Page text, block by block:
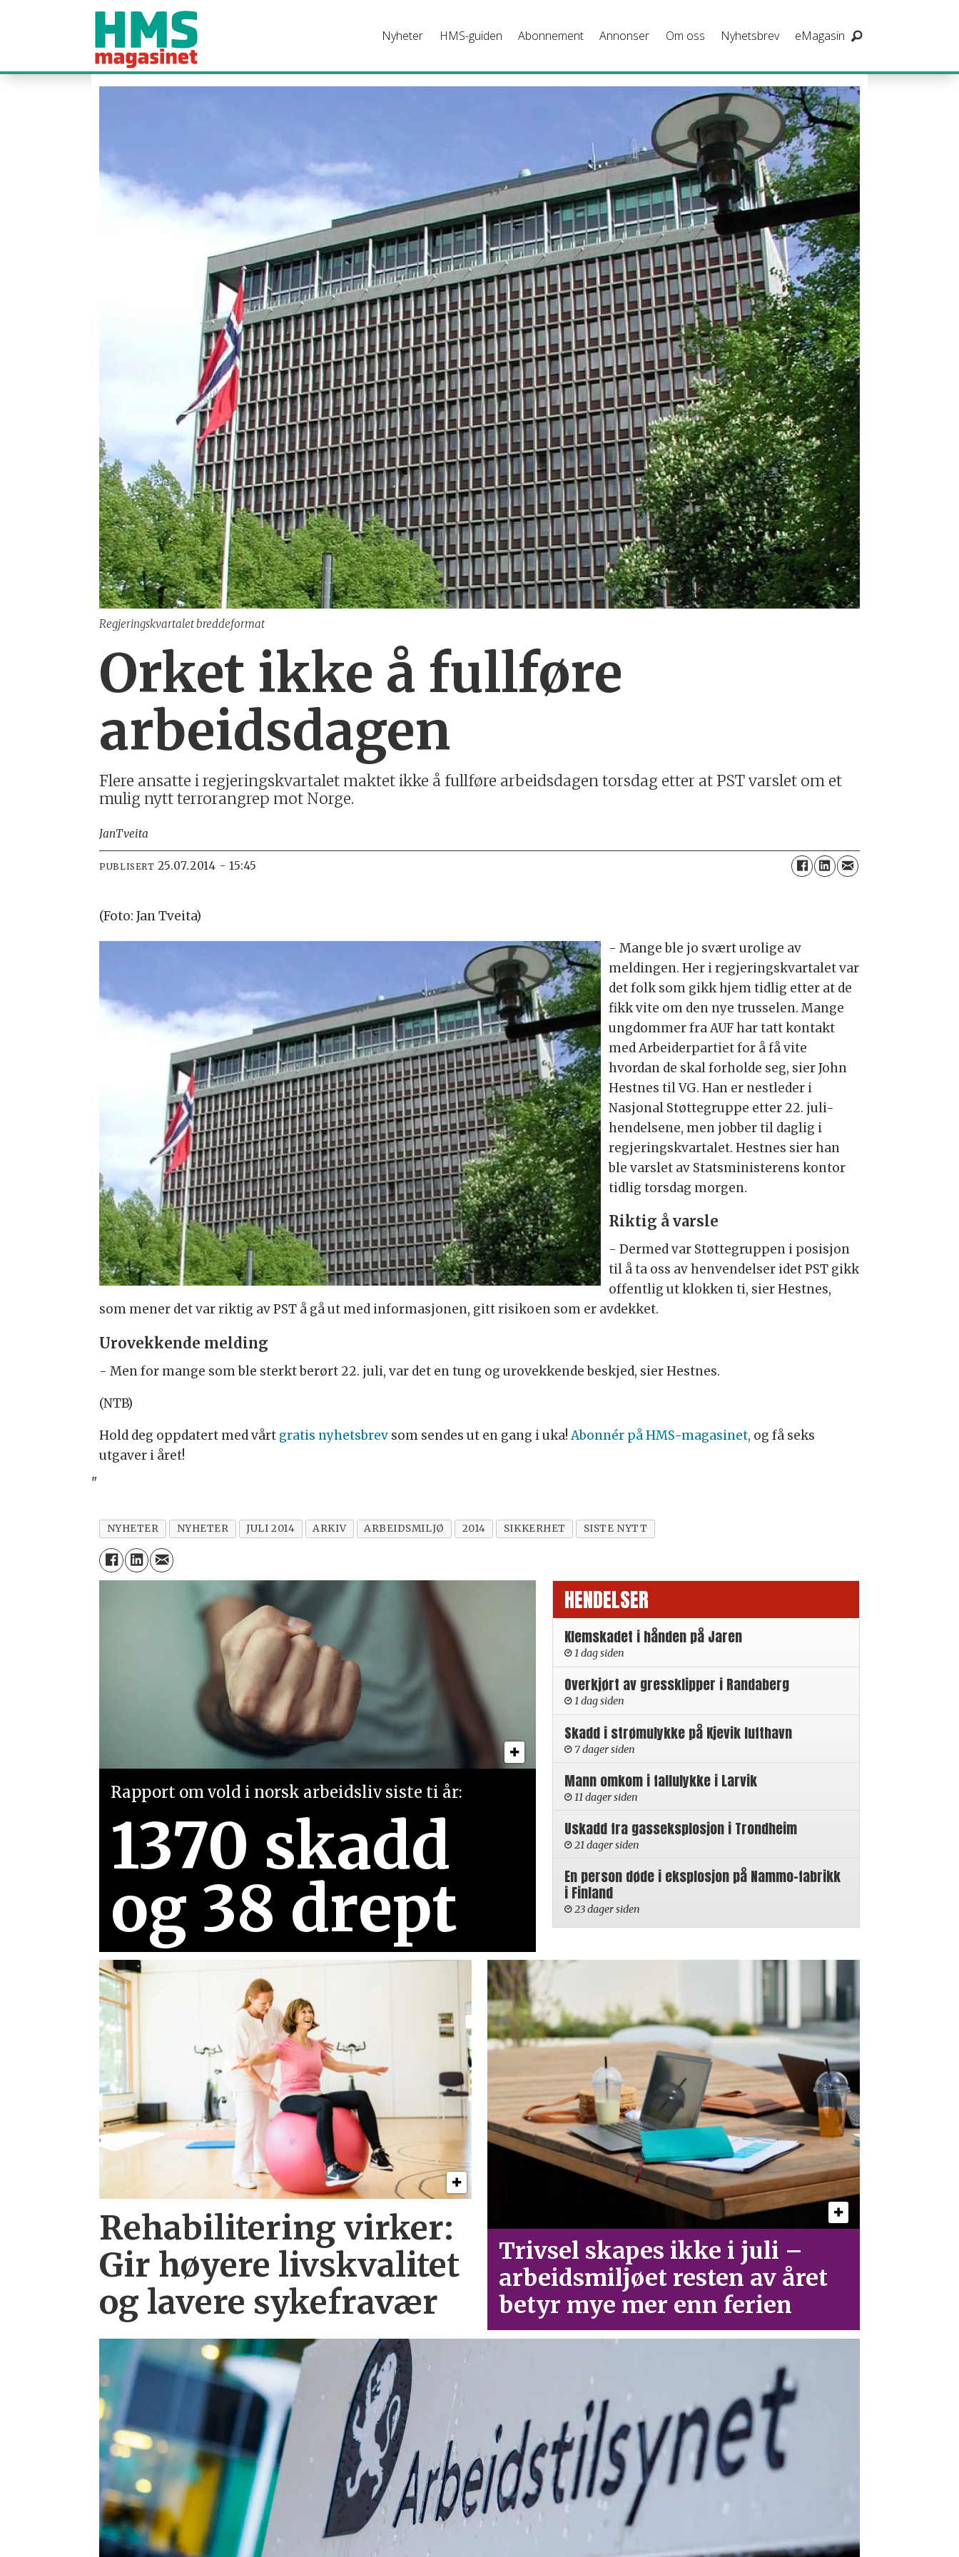
Nyheter HMS-guiden Abonnement Annonser Om oss Nyhetsbrev eMagasin
Regjeringskvartalet breddeformat
Orket ikke å fullføre
arbeidsdagen
Flere ansatte i regjeringskvartalet maktet ikke å fullføre arbeidsdagen torsdag etter at PST varslet om et
mulig nytt terrorangrep mot Norge.
JanTveita
PUBLISERT 25.07.2014 - 15:45
(Foto: Jan Tveita)
- Mange ble jo svært urolige av
meldingen. Her i regjeringskvartalet var
det folk som gikk hjem tidlig etter at de
fikk vite om den nye trusselen. Mange
ungdommer fra AUF har tatt kontakt
med Arbeiderpartiet for å få vite
hvordan de skal forholde seg, sier John
Hestnes til VG. Han er nestleder i
Nasjonal Støttegruppe etter 22. juli-
hendelsene, men jobber til daglig i
regjeringskvartalet. Hestnes sier han
ble varslet av Statsministerens kontor
tidlig torsdag morgen.
Riktig å varsle
- Dermed var Støttegruppen i posisjon
til å ta oss av henvendelser idet PST gikk
offentlig ut klokken ti, sier Hestnes,
som mener det var riktig av PST å gå ut med informasjonen, gitt risikoen som er avdekket.
Urovekkende melding
- Men for mange som ble sterkt berørt 22. juli, var det en tung og urovekkende beskjed, sier Hestnes.
(NTB)
Hold deg oppdatert med vårt gratis nyhetsbrev som sendes ut en gang i uka!Abonnér på HMS-magasinet, og få seks
utgaver i året!
"
NYHETER NYHETER JULI 2014 ARKIV ARBEIDSMILJØ 2014 SIKKERHET SISTE NYTT
Rapport om vold i norsk arbeidsliv siste ti år:
1370 skadd
og 38 drept
HENDELSER
Klemskadet i hånden på Jaren
1 dag siden
Overkjørt av gressklipper i Randaberg
1 dag siden
Skadd i strømulykke på Kjevik lufthavn
7 dager siden
Mann omkom i fallulykke i Larvik
11 dager siden
Uskadd fra gasseksplosjon i Trondheim
21 dager siden
En person døde i eksplosjon på Nammo-fabrikk
i Finland
23 dager siden
Rehabilitering virker:
Gir høyere livskvalitet
og lavere sykefravær
Trivsel skapes ikke i juli –
arbeid­smiljøet resten av året
betyr mye mer enn ferien